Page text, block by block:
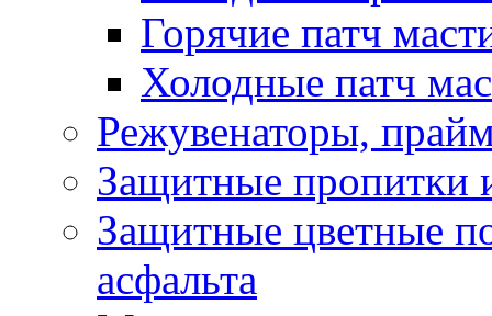
Горячие патч
Холодные патч
Режувенаторы,
Защитные пропитки
Защитные цветные
асфальта